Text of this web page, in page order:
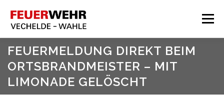
Inhalt
springen
Menü
HOME
Aktuelles
Über Uns
FEUERMELDUNG DIREKT BEIM
ORTSBRANDMEISTER – MIT
LIMONADE GELÖSCHT